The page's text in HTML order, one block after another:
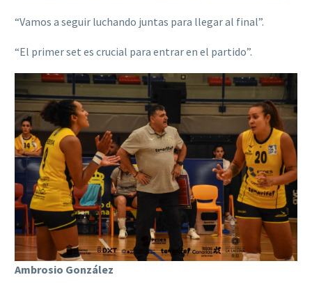
“Vamos a seguir luchando juntas para llegar al final”.
“El primer set es crucial para entrar en el partido”.
Ambrosio González